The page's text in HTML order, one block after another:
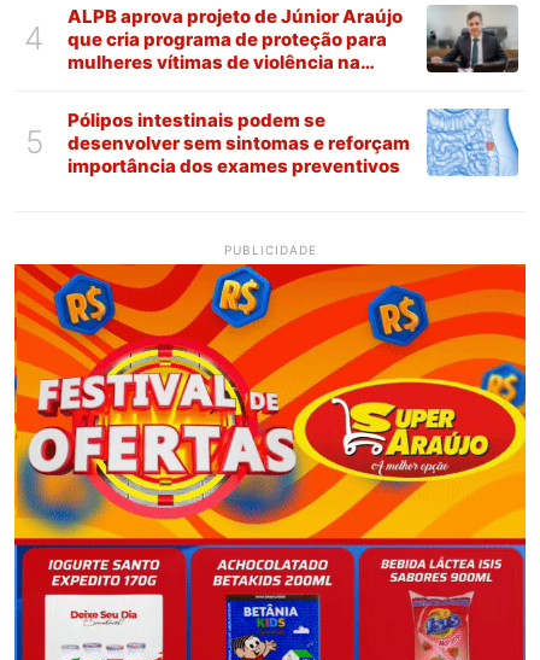
4
ALPB aprova projeto de Júnior Araújo
que cria programa de proteção para
mulheres vítimas de violência na
5
Pólipos intestinais podem se
desenvolver sem sintomas e reforçam
importância dos exames preventivos
PUBLICIDADE